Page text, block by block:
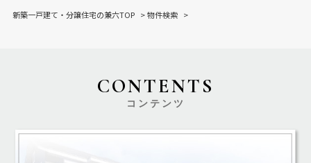
新築一戸建て・分譲住宅の兼六TOP >物件検索 >
CONTENTS
コンテンツ